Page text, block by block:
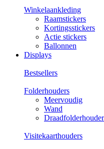
Winkelaankleding
Raamstickers
Kortingsstickers
Actie stickers
Ballonnen
Displays
Bestsellers
Folderhouders
Meervoudig
Wand
Visitekaarthouders